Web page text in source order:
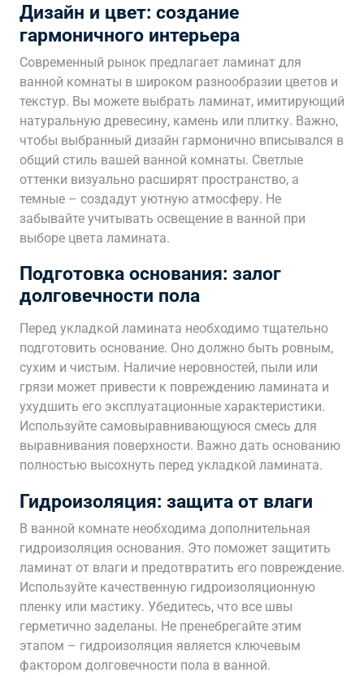
Дизайн и цвет: создание
гармоничного интерьера
Современный рынок предлагает ламинат для
ванной комнаты в широком разнообразии цветов и
текстур. Вы можете выбрать ламинат, имитирующий
натуральную древесину, камень или плитку. Важно,
чтобы выбранный дизайн гармонично вписывался в
общий стиль вашей ванной комнаты. Светлые
оттенки визуально расширят пространство, а
темные – создадут уютную атмосферу. Не
забывайте учитывать освещение в ванной при
выборе цвета ламината.
Подготовка основания: залог
долговечности пола
Перед укладкой ламината необходимо тщательно
подготовить основание. Оно должно быть ровным,
сухим и чистым. Наличие неровностей, пыли или
грязи может привести к повреждению ламината и
ухудшить его эксплуатационные характеристики.
Используйте самовыравнивающуюся смесь для
выравнивания поверхности. Важно дать основанию
полностью высохнуть перед укладкой ламината.
Гидроизоляция: защита от влаги
В ванной комнате необходима дополнительная
гидроизоляция основания. Это поможет защитить
ламинат от влаги и предотвратить его повреждение.
Используйте качественную гидроизоляционную
пленку или мастику. Убедитесь, что все швы
герметично заделаны. Не пренебрегайте этим
этапом – гидроизоляция является ключевым
фактором долговечности пола в ванной.